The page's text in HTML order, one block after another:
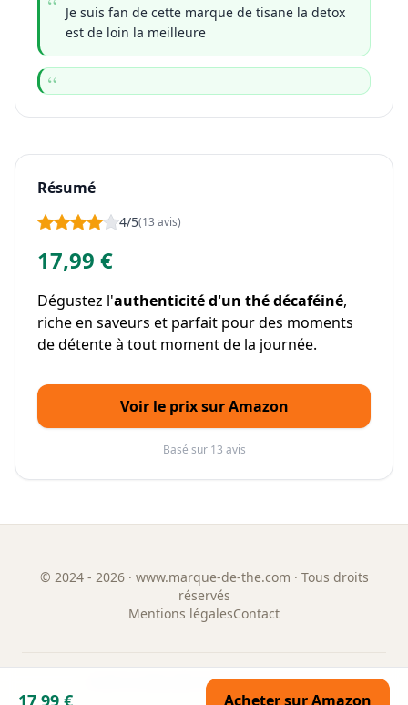
Je suis fan de cette marque de tisane la detox
est de loin la meilleure
Résumé
4/5(13 avis)
17,99 €
Dégustez l'authenticité d'un thé décaféiné,
riche en saveurs et parfait pour des moments
de détente à tout moment de la journée.
Voir le prix sur Amazon
Basé sur 13 avis
17,99 € Acheter sur Amazon
© 2024 - 2026· www.marque-de-the.com · Tous droits
réservés
Mentions légalesContact
GUIDE & ANNUAIRE DES MARQUES DE THÉ